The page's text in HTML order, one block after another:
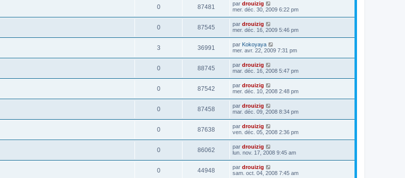
0 87481 par drouizig
mer. déc. 30, 2009 6:22 pm
0 87545 par drouizig
mer. déc. 16, 2009 5:46 pm
3 36991 par Kokoyaya
mer. avr. 22, 2009 7:31 pm
0 88745 par drouizig
mar. déc. 16, 2008 5:47 pm
0 87542 par drouizig
mer. déc. 10, 2008 2:48 pm
0 87458 par drouizig
mar. déc. 09, 2008 8:34 pm
0 87638 par drouizig
ven. déc. 05, 2008 2:36 pm
0 86062 par drouizig
lun. nov. 17, 2008 9:45 am
0 44948 par drouizig
sam. oct. 04, 2008 7:45 am